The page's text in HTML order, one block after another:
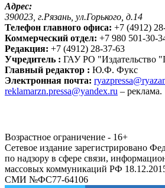
Адрес:
390023, г.Рязань, ул.Горького, д.14
Телефон главного офиса: +7 (4912)
Коммерческий отдел: +7 980 501-30-
Редакция: +7 (4912) 28-37-63
Учредитель : ГАУ РО "Издательство
Главный редактор : Ю.Ф. Фукс
Электронная почта:
reklamarzn.pressa@yandex.ru – реклама.
Возрастное ограничение - 16+
Сетевое издание зарегистрировано
по надзору в сфере связи,
массовых коммуникаций РФ
СМИ №ФС77-64106